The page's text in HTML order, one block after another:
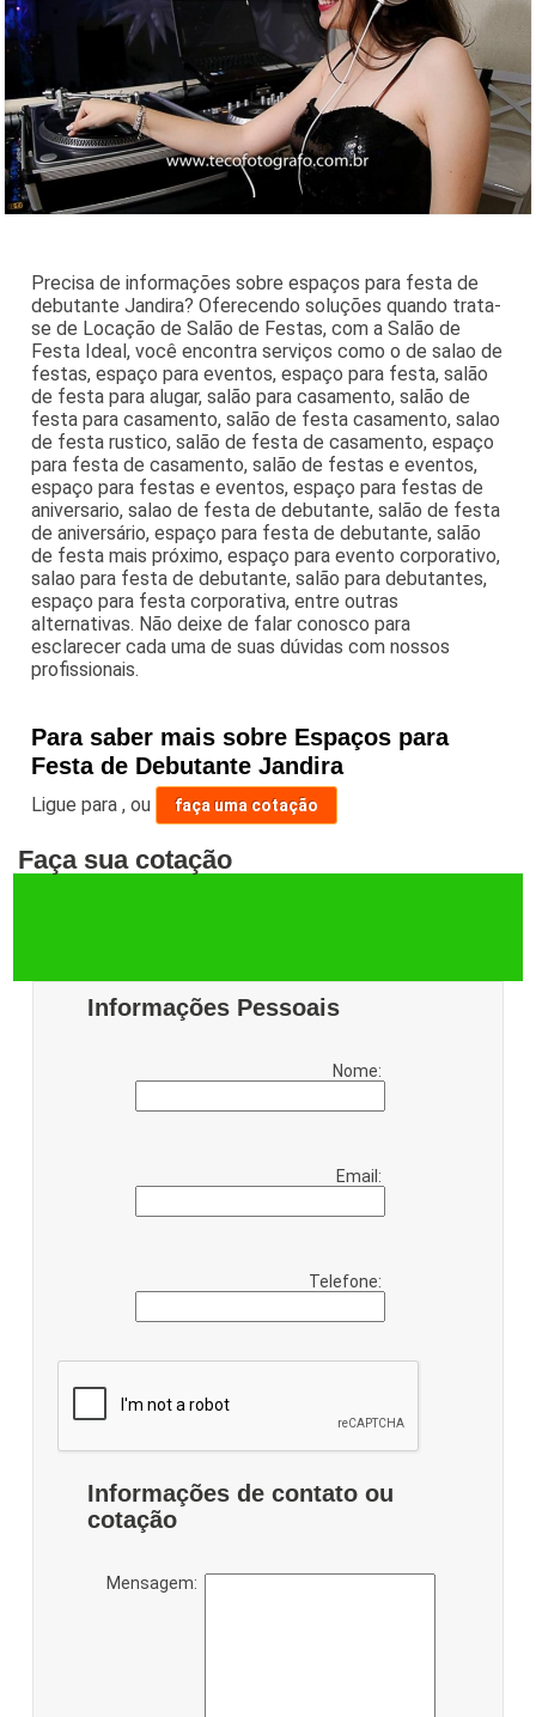
Precisa de informações sobre espaços para festa de
debutante Jandira? Oferecendo soluções quando trata-
se de Locação de Salão de Festas, com a Salão de
Festa Ideal, você encontra serviços como o de salao de
festas, espaço para eventos, espaço para festa, salão
de festa para alugar, salão para casamento, salão de
festa para casamento, salão de festa casamento, salao
de festa rustico, salão de festa de casamento, espaço
para festa de casamento, salão de festas e eventos,
espaço para festas e eventos, espaço para festas de
aniversario, salao de festa de debutante, salão de festa
de aniversário, espaço para festa de debutante, salão
de festa mais próximo, espaço para evento corporativo,
salao para festa de debutante, salão para debutantes,
espaço para festa corporativa, entre outras
alternativas. Não deixe de falar conosco para
esclarecer cada uma de suas dúvidas com nossos
profissionais.
Para saber mais sobre Espaços para
Festa de Debutante Jandira
Ligue para,ou faça uma cotação
Faça sua cotação
Informações Pessoais
Nome:
Email:
Telefone:
Informações de contato ou
cotação
Mensagem: